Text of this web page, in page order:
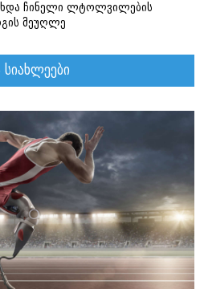
ჩინელი ლტოლვილების
მეუღლე